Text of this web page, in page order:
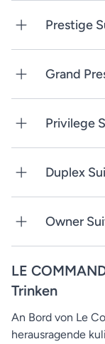
Prestige
Grand
Privilege
Duplex
Owner
LE
Trinken
An Bord von Le
herausragende